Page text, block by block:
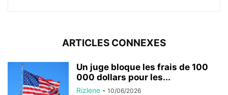
ARTICLES CONNEXES
Un juge bloque les frais de 100
000 dollars pour les...
Rizlene - 10/06/2026